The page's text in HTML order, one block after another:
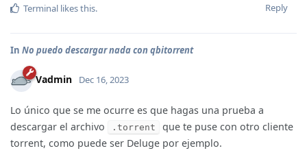
Reply
Terminal likes this.
In No puedo descargar nada con qbitorrent
Vadmin Dec 16, 2023
Lo único que se me ocurre es que hagas una prueba a
descargar el archivo
.torrent
que te puse con otro cliente
torrent, como puede ser Deluge por ejemplo.